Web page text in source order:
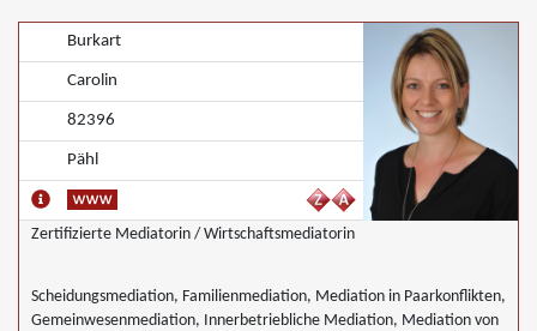
Burkart
Carolin
82396
Pähl
Zertifizierte Mediatorin / Wirtschaftsmediatorin
Scheidungsmediation, Familienmediation, Mediation in Paarkonflikten,
Gemeinwesenmediation, Innerbetriebliche Mediation, Mediation von